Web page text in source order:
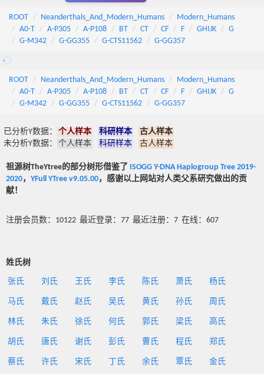
ROOT Neanderthals_And_Modern_Humans
Modern_Humans
A0-T
A-P305 A-P108 BT CT CF F GHIJK
G
G-M342
G-GG355 G-CTS11562 G-GG357
ROOT Neanderthals_And_Modern_Humans
Modern_Humans
A0-T
A-P305 A-P108 BT CT CF F GHIJK
G
G-M342
G-GG355 G-CTS11562 G-GG357
已分析Y数据： 个人样本 科研样本
古人样本
未分析Y数据：
个人样本 科研样本 古人样本
祖源树TheYtree的部分树形借鉴了 ISOGG Y-DNA Haplogroup Tree 2019-
2020， YFull YTree v9.05.00，感谢以上网站对人类父系研究做出的贡
献！
注册会员数：10122 最近登录：77 最近注册：7 在线：607
姓氏树
张氏 刘氏 王氏 李氏 陈氏 萧氏 杨氏
马氏 戴氏 赵氏 吴氏 黄氏 孙氏 周氏
林氏 朱氏 徐氏 何氏 郭氏 梁氏 高氏
胡氏 唐氏 谢氏 彭氏 曹氏 程氏 郑氏
蔡氏 许氏 宋氏 丁氏 余氏 覃氏 金氏